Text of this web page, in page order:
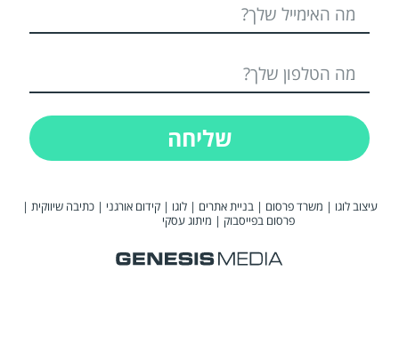
שליחה
עיצוב לוגו | משרד פרסום |בניית אתרים |לוגו |קידום אורגני |כתיבה שיווקית |
פרסום בפייסבוק | מיתוג עסקי